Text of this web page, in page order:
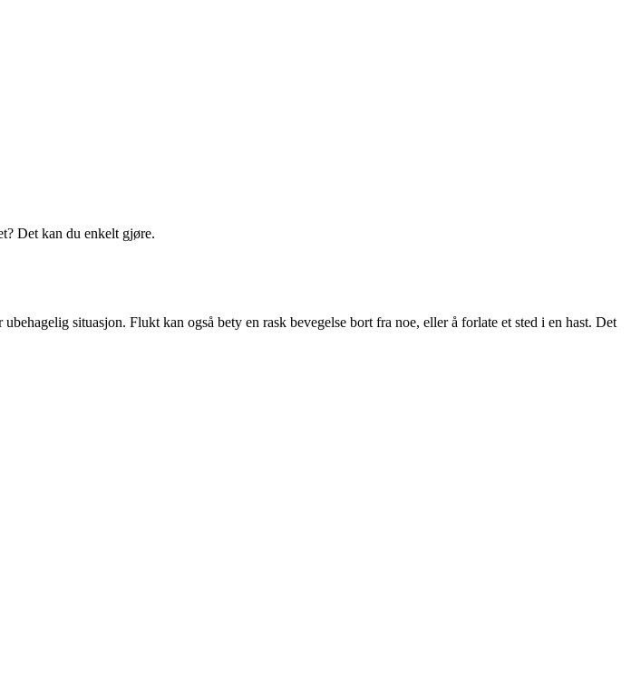
Det kan du enkelt gjøre.
situasjon. Flukt kan også bety en rask bevegelse bort fra noe, eller å forlate et sted i en hast. Det